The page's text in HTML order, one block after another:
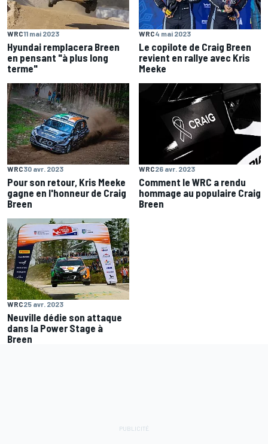
WRC11 mai 2023
Hyundai remplacera Breen
en pensant "à plus long
terme"
WRC4 mai 2023
Le copilote de Craig Breen
revient en rallye avec Kris
Meeke
WRC30 avr. 2023
Pour son retour, Kris Meeke
gagne en l'honneur de Craig
Breen
WRC26 avr. 2023
Comment le WRC a rendu
hommage au populaire Craig
Breen
WRC25 avr. 2023
Neuville dédie son attaque
dans la Power Stage à
Breen